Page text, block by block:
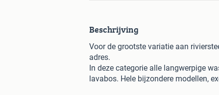
Beschrijving
Voor de grootste variatie aan
adres.
In deze categorie alle langwerpige
lavabos. Hele bijzondere modellen,